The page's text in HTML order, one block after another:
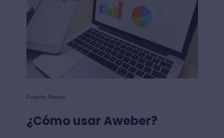
Fuente: Pexels
¿Cómo usar Aweber?